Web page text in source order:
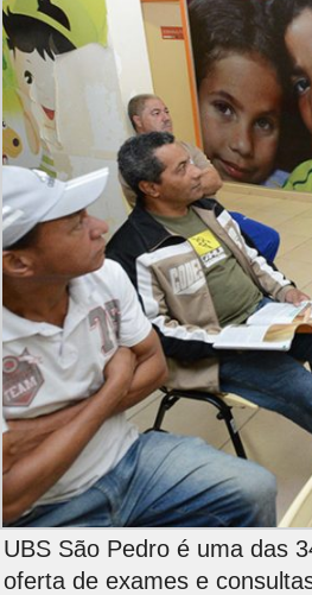
UBS São Pedro é uma das
oferta de exames e